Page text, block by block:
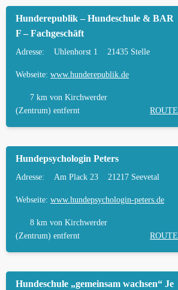
Hunderepublik – Hundeschule & BAR
F – Fachgeschäft
Adresse: Uhlenhorst 1 21435 Stelle
Webseite: www.hunderepublik.de
7 km von Kirchwerder
(Zentrum) entfernt
ROUTE
Hundepsychologin Peters
Adresse: Am Plack 23 21217 Seevetal
Webseite: www.hundepsychologin-peters.de
8 km von Kirchwerder
(Zentrum) entfernt
ROUTE
Hundeschule „gemeinsam wachsen“ Je